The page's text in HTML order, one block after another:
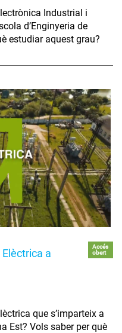
Industrial i
d’Enginyeria de
estudiar aquest grau?
a
Accés
obert
que s’imparteix a
Est? Vols saber per què